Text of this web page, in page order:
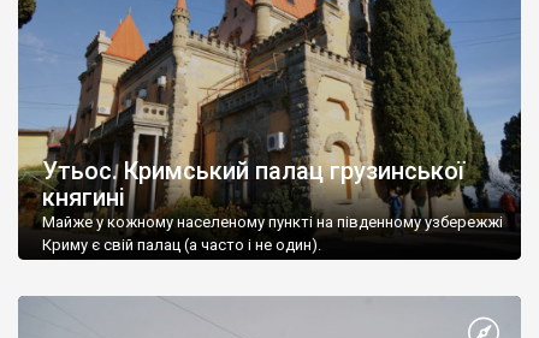
Утьос. Кримський палац грузинської
княгині
Майже у кожному населеному пункті на південному узбережжі
Криму є свій палац (а часто і не один).